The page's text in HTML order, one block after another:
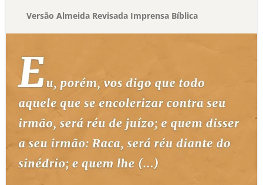
Versão Almeida Revisada Imprensa Bíblica